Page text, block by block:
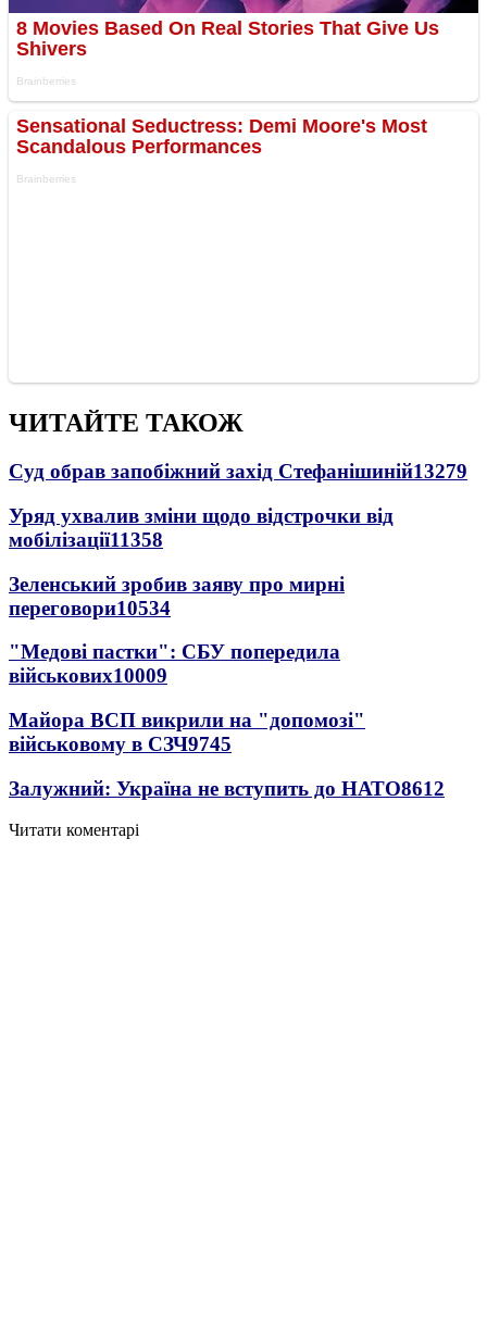
ЧИТАЙТЕ ТАКОЖ
Суд обрав запобіжний захід Стефанішиній13279
Уряд ухвалив зміни щодо відстрочки від
мобілізації11358
Зеленський зробив заяву про мирні
переговори10534
"Медові пастки": СБУ попередила
військових10009
Майора ВСП викрили на "допомозі"
військовому в СЗЧ9745
Залужний: Україна не вступить до НАТО8612
Читати коментарі